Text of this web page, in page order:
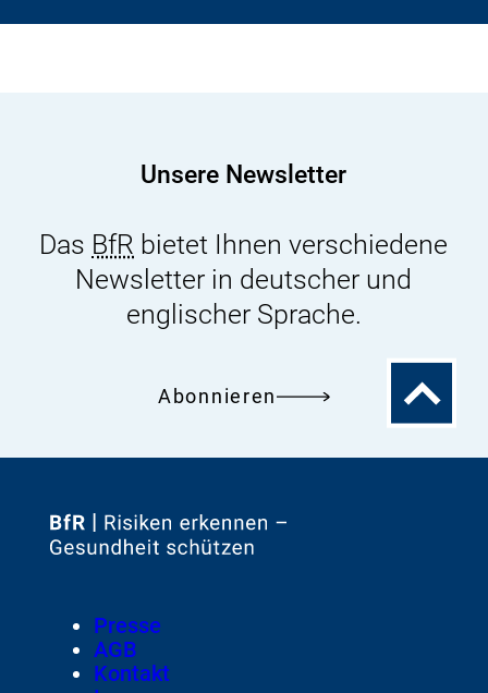
Unsere Newsletter
Das BfR bietet Ihnen verschiedene
Newsletter in deutscher und
englischer Sprache.
Abonnieren
Zum
Zur
Footer
Meta-
Navigation
Presse
AGB
Kontakt